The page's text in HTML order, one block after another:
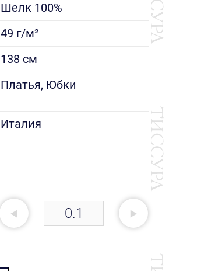
Шелк 100%
49 г/м²
138 см
Платья, Юбки
Италия